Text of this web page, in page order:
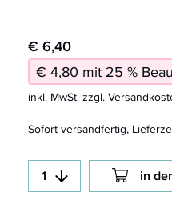
€ 6,40
€ 4,80 mit 25 %
inkl. MwSt.zzgl.
Sofort versandfertig,
in